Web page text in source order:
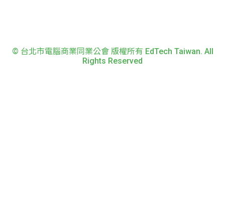
© 台北市電腦商業同業公會 版權所有 EdTech Taiwan. All
Rights Reserved